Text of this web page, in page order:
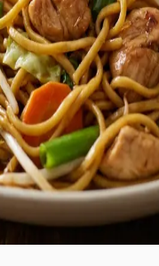
toimub
sellest ideaalse
Krõmpsuv
aromaatne lõhn
kanaribasid ja
nuudleid. See roog
pakkudes
kogu perele.
ja nautige iga